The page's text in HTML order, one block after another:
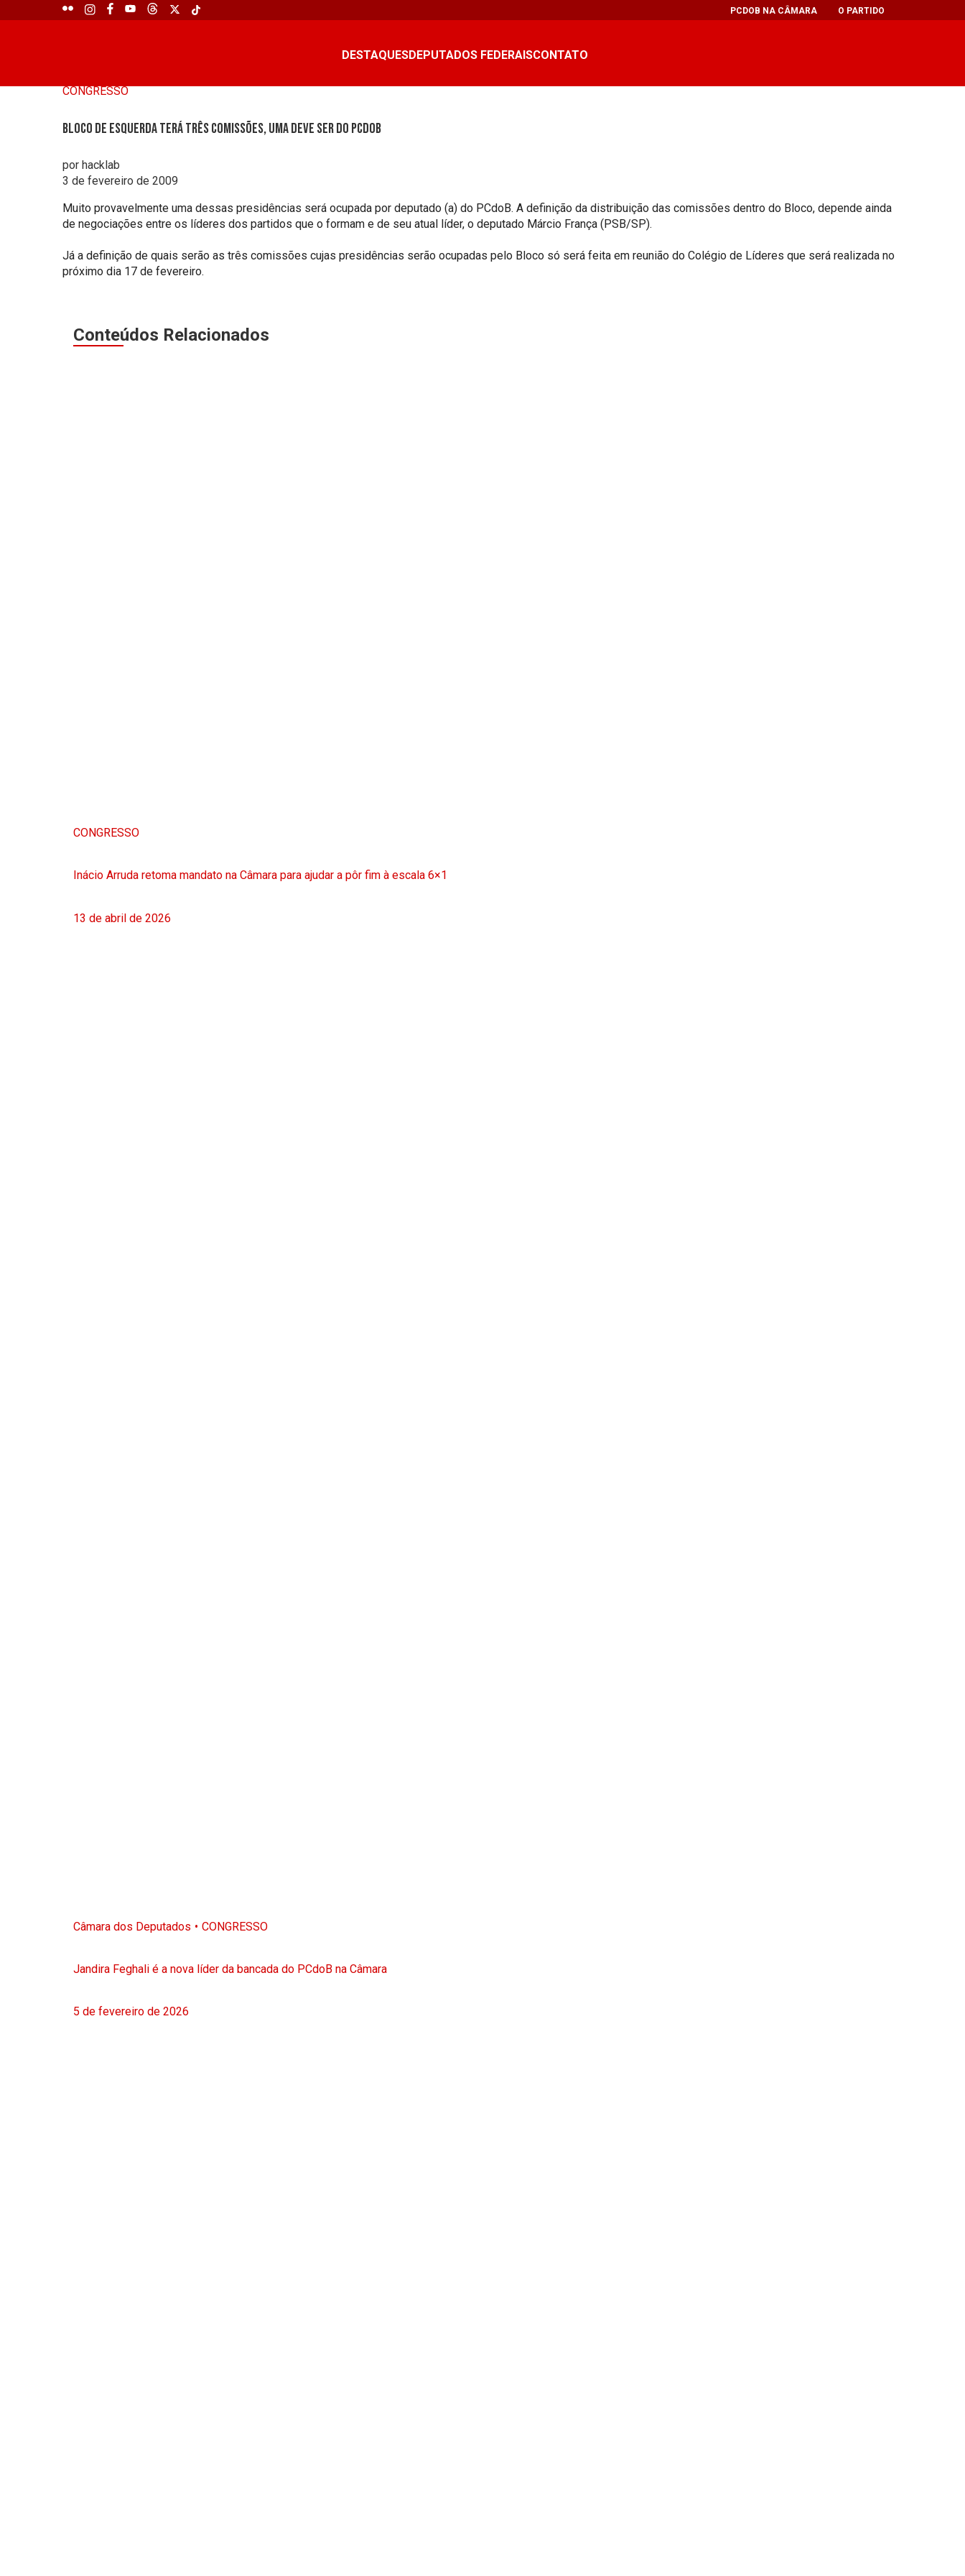
PCDOB NA CÂMARA O PARTIDO
DESTAQUESDEPUTADOS FEDERAISCONTATO
CONGRESSO
Bloco de Esquerda terá três comissões, uma deve ser do PCdoB
por hacklab
3 de fevereiro de 2009
Muito provavelmente uma dessas presidências será ocupada por deputado (a) do PCdoB. A definição da distribuição das comissões dentro do Bloco, depende ainda
de negociações entre os líderes dos partidos que o formam e de seu atual líder, o deputado Márcio França (PSB/SP).
Já a definição de quais serão as três comissões cujas presidências serão ocupadas pelo Bloco só será feita em reunião do Colégio de Líderes que será realizada no
próximo dia 17 de fevereiro.
Conteúdos Relacionados
CONGRESSO
Inácio Arruda retoma mandato na Câmara para ajudar a pôr fim à escala 6×1
13 de abril de 2026
Câmara dos Deputados CONGRESSO
Jandira Feghali é a nova líder da bancada do PCdoB na Câmara
5 de fevereiro de 2026